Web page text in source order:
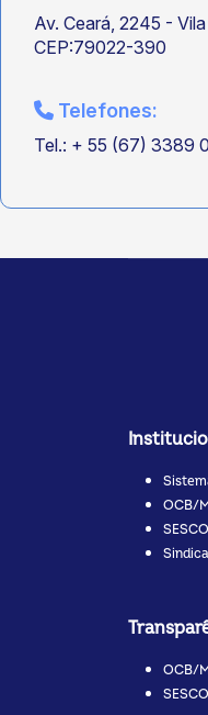
Av. Ceará, 2245 -
CEP:79022-390
Telefones:
Tel.: + 55 (67) 3389
OCB/
OCB/